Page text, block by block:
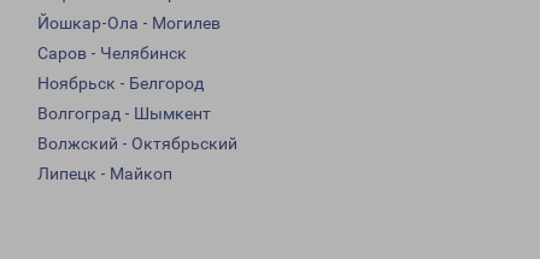
Йошкар-Ола - Могилев
Саров - Челябинск
Ноябрьск - Белгород
Волгоград - Шымкент
Волжский - Октябрьский
Липецк - Майкоп